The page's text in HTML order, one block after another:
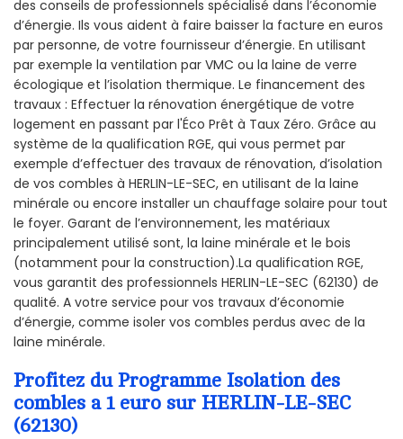
des conseils de professionnels spécialisé dans l’économie
d’énergie. Ils vous aident à faire baisser la facture en euros
par personne, de votre fournisseur d’énergie. En utilisant
par exemple la ventilation par VMC ou la laine de verre
écologique et l’isolation thermique. Le financement des
travaux : Effectuer la rénovation énergétique de votre
logement en passant par l'Éco Prêt à Taux Zéro. Grâce au
système de la qualification RGE, qui vous permet par
exemple d’effectuer des travaux de rénovation, d’isolation
de vos combles à HERLIN-LE-SEC, en utilisant de la laine
minérale ou encore installer un chauffage solaire pour tout
le foyer. Garant de l’environnement, les matériaux
principalement utilisé sont, la laine minérale et le bois
(notamment pour la construction).La qualification RGE,
vous garantit des professionnels HERLIN-LE-SEC (62130) de
qualité. A votre service pour vos travaux d’économie
d’énergie, comme isoler vos combles perdus avec de la
laine minérale.
Profitez du Programme Isolation des
combles a 1 euro sur HERLIN-LE-SEC
(62130)